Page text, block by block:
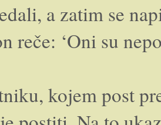
a zatim se
reče: ‘Oni su
kojem post